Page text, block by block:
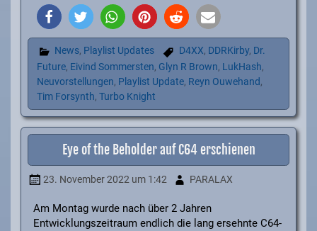
News, Playlist Updates D4XX, DDRKirby, Dr.
Future, Eivind Sommersten, Glyn R Brown, LukHash,
Neuvorstellungen, Playlist Update, Reyn Ouwehand,
Tim Forsynth, Turbo Knight
Eye of the Beholder auf C64 erschienen
23. November 2022um 1:42 PARALAX
Am Montag wurde nach über 2 Jahren
Entwicklungszeitraum endlich die lang ersehnte C64-